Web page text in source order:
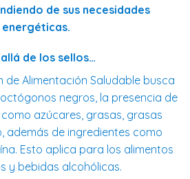
de sus necesidades
energéticas.
de los sellos…
de Alimentación Saludable busca
negros, la presencia de
azúcares, grasas, grasas
además de ingredientes como
Esto aplica para los alimentos
y bebidas alcohólicas.